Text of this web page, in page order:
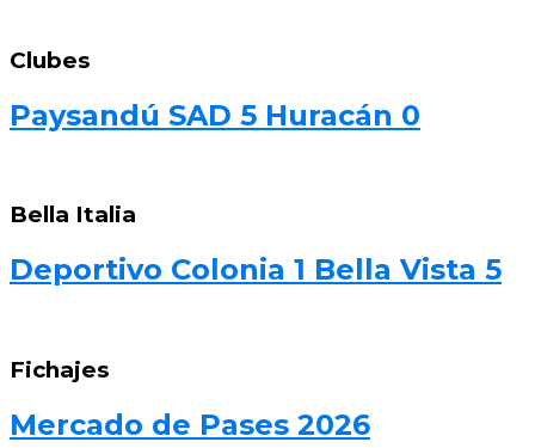
Clubes
Paysandú SAD 5 Huracán 0
Bella Italia
Deportivo Colonia 1 Bella Vista 5
Fichajes
Mercado de Pases 2026